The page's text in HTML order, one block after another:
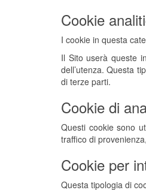
Cookie
I cookie in questa
Il Sito userà queste
dell’utenza. Questa
di terze parti.
Cookie di
Questi cookie sono
traffico di
Cookie per
Questa tipologia di